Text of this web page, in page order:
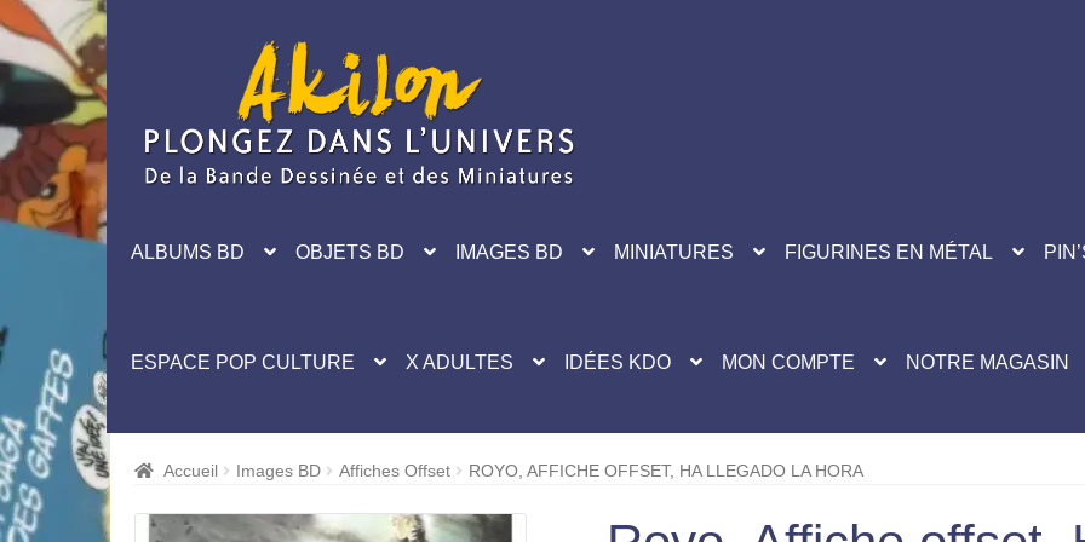
navigation
ALBUMS BD OBJETS BD IMAGES BD MINIATURES FIGURINES EN MÉTAL
ESPACE POP CULTURE X ADULTES IDÉES KDO MON COMPTE NOTRE MAGASIN
Accueil Images BD Affiches Offset ROYO, AFFICHE OFFSET, HA LLEGADO LA HORA